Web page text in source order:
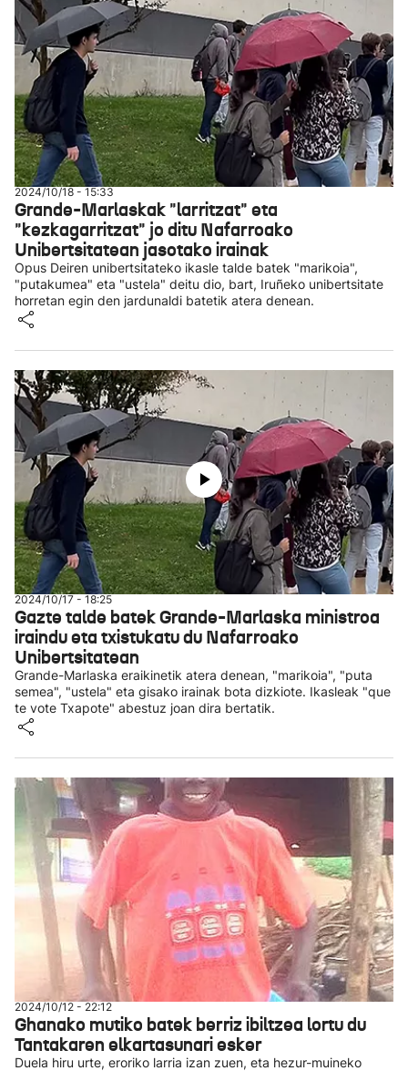
2024/10/18 - 15:33
Grande-Marlaskak "larritzat" eta
"kezkagarritzat" jo ditu Nafarroako
Unibertsitatean jasotako irainak
Opus Deiren unibertsitateko ikasle talde batek "marikoia",
"putakumea" eta "ustela" deitu dio, bart, Iruñeko unibertsitate
horretan egin den jardunaldi batetik atera denean.
2024/10/17 - 18:25
Gazte talde batek Grande-Marlaska ministroa
iraindu eta txistukatu du Nafarroako
Unibertsitatean
Grande-Marlaska eraikinetik atera denean, "marikoia", "puta
semea", "ustela" eta gisako irainak bota dizkiote. Ikasleak "que
te vote Txapote" abestuz joan dira bertatik.
2024/10/12 - 22:12
Ghanako mutiko batek berriz ibiltzea lortu du
Tantakaren elkartasunari esker
Duela hiru urte, eroriko larria izan zuen, eta hezur-muineko